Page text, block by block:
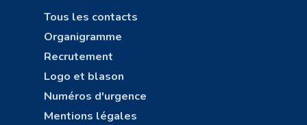
Tous les contacts
Organigramme
Recrutement
Logo et blason
Numéros d'urgence
Mentions légales